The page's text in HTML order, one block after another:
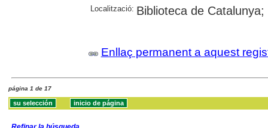
Localització: Biblioteca de
Enllaç permanent a aquest
página 1 de 17